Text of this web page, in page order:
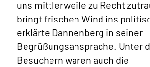
uns mittlerweile zu Recht
bringt frischen Wind ins
erklärte Dannenberg in seiner
Begrüßungsansprache. Unter
Besuchern waren auch die